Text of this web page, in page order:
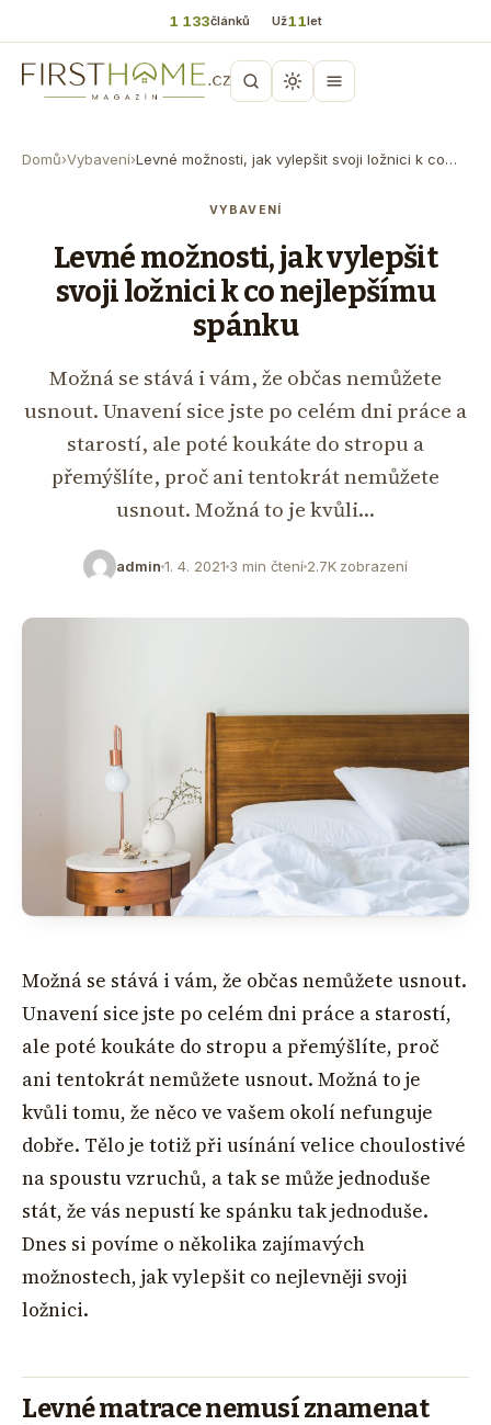
1 133článků Už11let
Domů›Vybavení›Levné možnosti, jak vylepšit svoji ložnici k co…
VYBAVENÍ
Levné možnosti, jak vylepšit
svoji ložnici k co nejlepšímu
spánku
Možná se stává i vám, že občas nemůžete
usnout. Unavení sice jste po celém dni práce a
starostí, ale poté koukáte do stropu a
přemýšlíte, proč ani tentokrát nemůžete
usnout. Možná to je kvůli…
admin 1. 4. 2021 3 min čtení 2.7K zobrazení
Možná se stává i vám, že občas nemůžete usnout.
Unavení sice jste po celém dni práce a starostí,
ale poté koukáte do stropu a přemýšlíte, proč
ani tentokrát nemůžete usnout. Možná to je
kvůli tomu, že něco ve vašem okolí nefunguje
dobře. Tělo je totiž při usínání velice choulostivé
na spoustu vzruchů, a tak se může jednoduše
stát, že vás nepustí ke spánku tak jednoduše.
Dnes si povíme o několika zajímavých
možnostech, jak vylepšit co nejlevněji svoji
ložnici.
Levné matrace nemusí znamenat